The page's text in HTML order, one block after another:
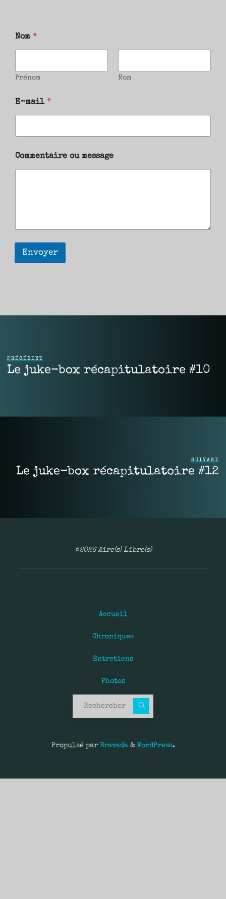
Nom *
Prénom Nom
E-mail *
Commentaire ou message
Envoyer
PRÉCÉDENT
Le juke-box récapitulatoire #10
SUIVANT
Le juke-box récapitulatoire #12
©2026 Aire(s) Libre(s)
Accueil
Chroniques
Entretiens
Photos
Propulsé parBravada& WordPress.